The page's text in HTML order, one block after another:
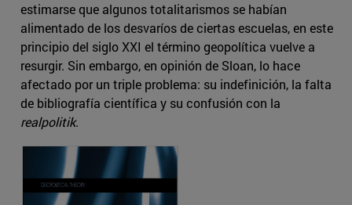
estimarse que algunos totalitarismos se habían
alimentado de los desvaríos de ciertas escuelas, en este
principio del siglo XXI el término geopolítica vuelve a
resurgir. Sin embargo, en opinión de Sloan, lo hace
afectado por un triple problema: su indefinición, la falta
de bibliografía científica y su confusión con la
realpolitik.